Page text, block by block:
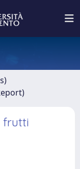
frutti